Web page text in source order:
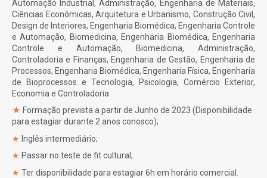
Automação Industrial, Administração, Engenharia de Materiais,
Ciências Econômicas, Arquitetura e Urbanismo, Construção Civil,
Design de Interiores, Engenharia Biomédica, Engenharia Controle
e Automação, Biomedicina, Engenharia Biomédica, Engenharia
Controle e Automação, Biomedicina, Administração,
Controladoria e Finanças, Engenharia de Gestão, Engenharia de
Processos, Engenharia Biomédica, Engenharia Física, Engenharia
de Bioprocessos e Tecnologia, Psicologia, Comércio Exterior,
Economia e Controladoria.
★ Formação prevista a partir de Junho de 2023 (Disponibilidade
para estagiar durante 2 anos conosco);
★ Inglês intermediário;
★ Passar no teste de fit cultural;
★ Ter disponibilidade para estagiar 6h em horário comercial.